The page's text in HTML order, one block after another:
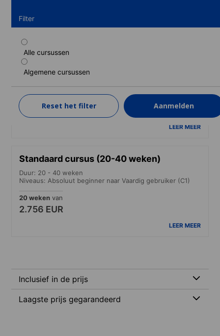
Filter
Alle cursussen
Algemene cursussen
Reset het filter Aanmelden
Standaard cursus (2-19 weken)
Duur: 2 - 19 weken
2 weken
486 EUR
LEER MEER
Standaard cursus (20-40 weken)
Duur: 20 - 40 weken
Niveaus: Absoluut beginner naar Vaardig gebruiker (C1)
20 weken van
2.756 EUR
LEER MEER
Inclusief in de prijs
Laagste prijs gegarandeerd